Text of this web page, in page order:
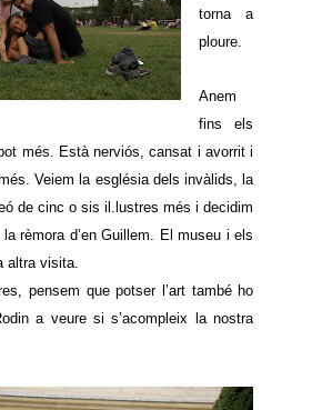
torna a
ploure.
Anem
fins els
més. Està nerviós, cansat i avorrit i
Veiem la església dels invàlids, la
de cinc o sis il.lustres més i decidim
rèmora d’en Guillem. El museu i els
altra visita.
pensem que potser l’art també ho
a veure si s’acompleix la nostra